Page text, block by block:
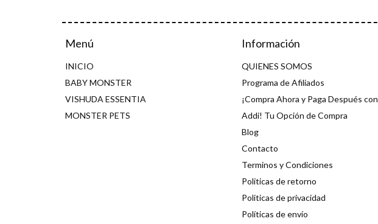
Menú
INICIO
BABY MONSTER
VISHUDA ESSENTIA
MONSTER PETS
Información
QUIENES SOMOS
Programa de Afiliados
¡Compra Ahora y Paga Después con
Addi! Tu Opción de Compra
Blog
Contacto
Terminos y Condiciones
Politicas de retorno
Politicas de privacidad
Políticas de envío